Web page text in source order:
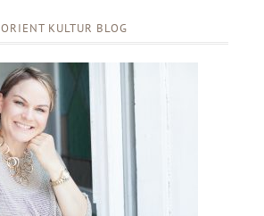
ORIENT KULTUR BLOG